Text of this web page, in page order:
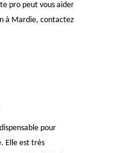
pro peut vous aider
à Mardie, contactez
pour
Elle est très